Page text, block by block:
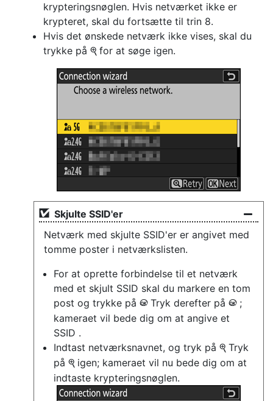
krypteringsnøglen. Hvis netværket ikke er
krypteret, skal du fortsætte til trin 8.
Hvis det ønskede netværk ikke vises, skal du
trykke på X for at søge igen.
Skjulte SSID'er
Netværk med skjulte SSID'er er angivet med
tomme poster i netværkslisten.
For at oprette forbindelse til et netværk
med et skjult SSID skal du markere en tom
post og trykke på J Tryk derefter på J ;
kameraet vil bede dig om at angive et
SSID .
Indtast netværksnavnet, og tryk på X Tryk
på X igen; kameraet vil nu bede dig om at
indtaste krypteringsnøglen.